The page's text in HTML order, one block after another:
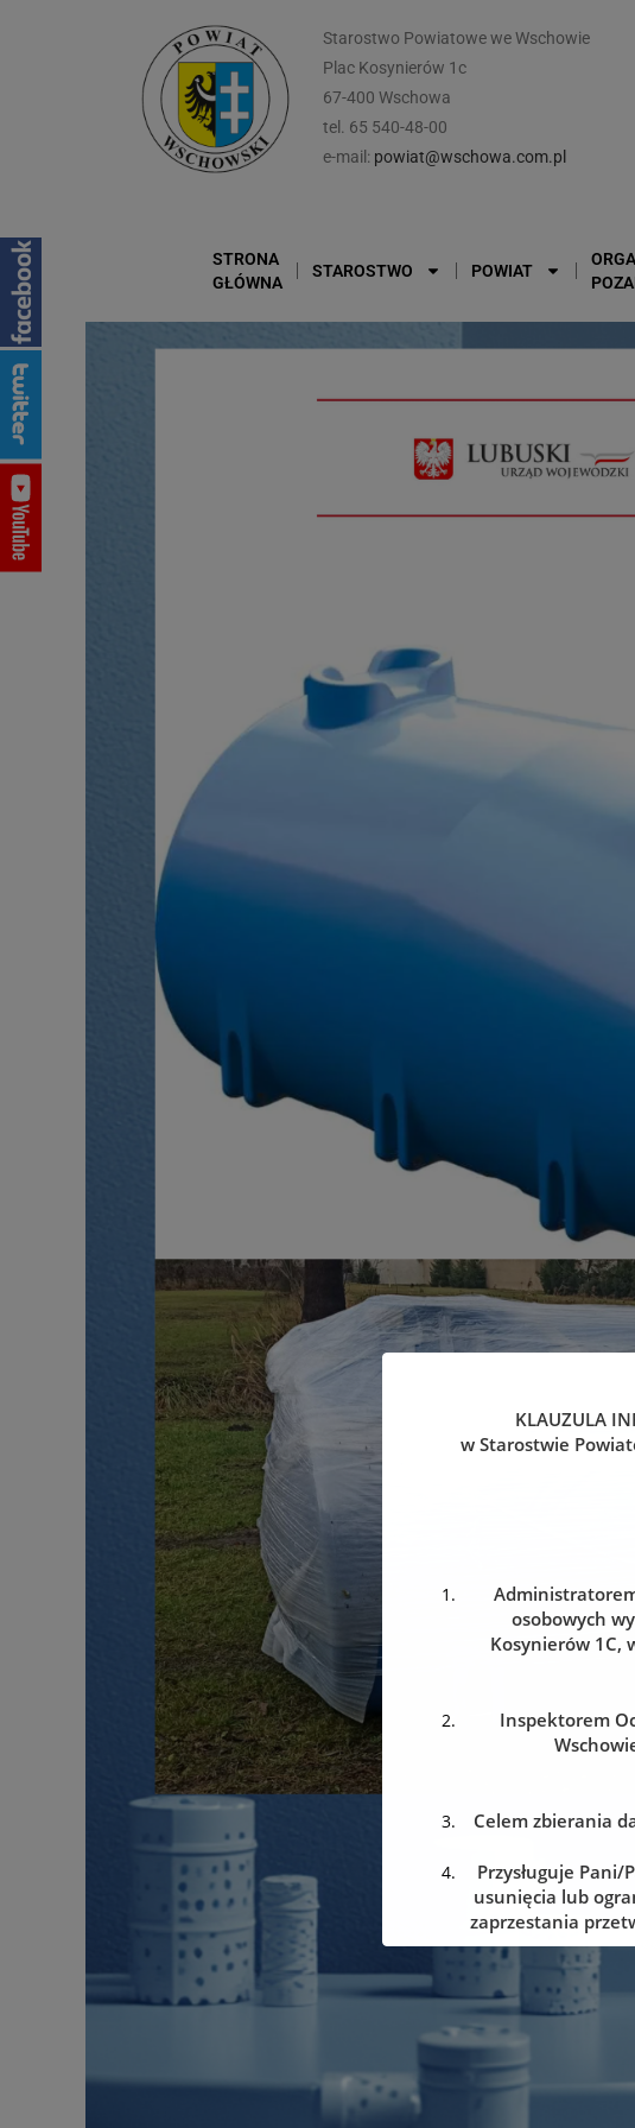
Starostwo Powiatowe we Wschowie
Plac Kosynierów 1c
67-400 Wschowa
tel. 65 540-48-00
e-mail: powiat@wschowa.com.pl
STRONA
GŁÓWNA
STAROSTWO POWIAT
KLAUZULA
w Starostwie
osobowych
Kosynierów 1C,
Inspektorem
Celem zbierania
Przysługuje
usunięcia lub
zaprzestania
w dowolnym
tj.
Podanie danych
w przepisach